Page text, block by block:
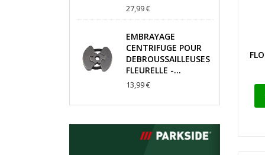
27,99 €
EMBRAYAGE
CENTRIFUGE POUR
DEBROUSSAILLEUSES
FLEURELLE -...
13,99 €